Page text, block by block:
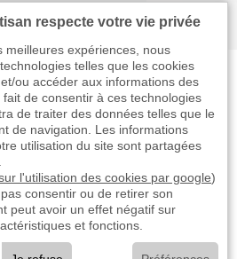
respecte votre vie privée
meilleures expériences, nous
telles que les cookies
ou accéder aux informations des
de consentir à ces technologies
de traiter des données telles que le
de navigation. Les informations
utilisation du site sont partagées
l'utilisation des cookies par google)
consentir ou de retirer son
peut avoir un effet négatif sur
et fonctions.